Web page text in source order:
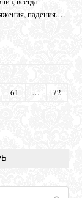
падения.…
Page
61 … Page
72